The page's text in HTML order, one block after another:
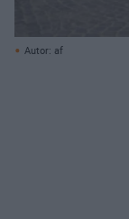
Autor: af